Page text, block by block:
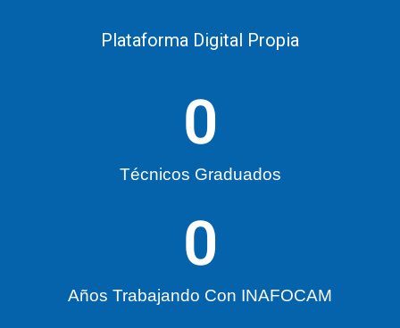
Plataforma Digital Propia
Técnicos Graduados
0
Años Trabajando Con INAFOCAM
0